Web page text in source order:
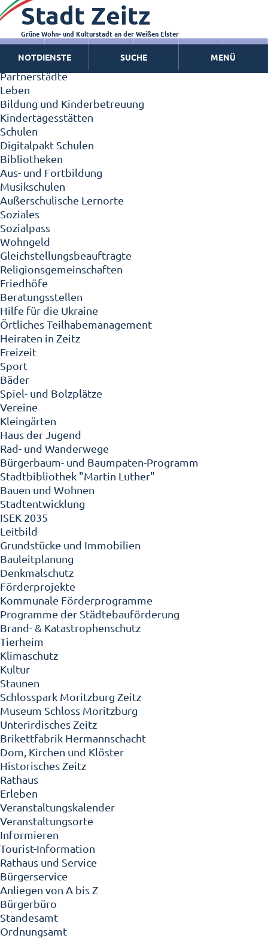
Zeitz - Die Kleinstadt
Willkommen in Zeitz!
Interview mit Oberbürgermeister Christian Thieme
Zeitz - Stadt der Zukunft
Ortschaften
Partnerstädte
Leben
Bildung und Kinderbetreuung
Kindertagesstätten
Schulen
Digitalpakt Schulen
Bibliotheken
Aus- und Fortbildung
Musikschulen
Außerschulische Lernorte
Soziales
Sozialpass
Wohngeld
Gleichstellungsbeauftragte
Religionsgemeinschaften
Friedhöfe
Beratungsstellen
Hilfe für die Ukraine
Örtliches Teilhabemanagement
Heiraten in Zeitz
Freizeit
Sport
Bäder
Spiel- und Bolzplätze
Vereine
Kleingärten
Haus der Jugend
Rad- und Wanderwege
Bürgerbaum- und Baumpaten-Programm
Stadtbibliothek "Martin Luther"
Bauen und Wohnen
Stadtentwicklung
ISEK 2035
Leitbild
Grundstücke und Immobilien
Bauleitplanung
Denkmalschutz
Förderprojekte
Kommunale Förderprogramme
Programme der Städtebauförderung
Brand- & Katastrophenschutz
Tierheim
Klimaschutz
Kultur
Staunen
Schlosspark Moritzburg Zeitz
Museum Schloss Moritzburg
Unterirdisches Zeitz
Brikettfabrik Hermannschacht
Dom, Kirchen und Klöster
Historisches Zeitz
Rathaus
Erleben
Veranstaltungskalender
Veranstaltungsorte
Informieren
Tourist-Information
Rathaus und Service
Bürgerservice
Anliegen von A bis Z
Bürgerbüro
Standesamt
Ordnungsamt
Stadt Zeitz
Grüne Wohn- und Kulturstadt an der Weißen Elster
NOTDIENSTE SUCHE MENÜ